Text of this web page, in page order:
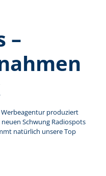
–
Werbeagentur produziert
Schwung Radiospots
natürlich unsere Top